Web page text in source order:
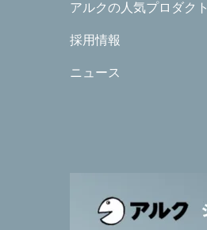
アルクの人気プロダクト
採用情報
ニュース